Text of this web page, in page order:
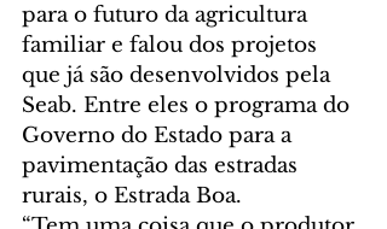
para o futuro da agricultura
familiar e falou dos projetos
que já são desenvolvidos pela
Seab. Entre eles o programa do
Governo do Estado para a
pavimentação das estradas
rurais, o Estrada Boa.